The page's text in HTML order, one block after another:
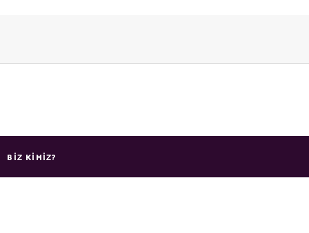
BIZ KIMIZ?